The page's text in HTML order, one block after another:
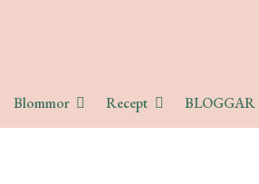
Blommor Recept BLOGGAR